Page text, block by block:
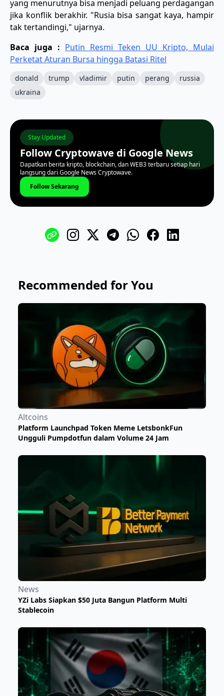
yang menurutnya bisa menjadi peluang perdagangan
jika konflik berakhir. "Rusia bisa sangat kaya, hampir
tak tertandingi," ujarnya.
Baca juga : Putin Resmi Teken UU Kripto, Mulai
Perketat Aturan Bursa hingga Batasi Ritel
donald trump vladimir putin perang
russia
ukraina
Stay Updated
Follow Cryptowave di Google News
Dapatkan berita kripto, blockchain, dan WEB3 terbaru setiap hari
langsung dari Google News Cryptowave.
Follow Sekarang
Recommended for You
Altcoins
Platform Launchpad Token Meme LetsbonkFun
Ungguli Pumpdotfun dalam Volume 24 Jam
News
YZi Labs Siapkan $50 Juta Bangun Platform Multi
Stablecoin